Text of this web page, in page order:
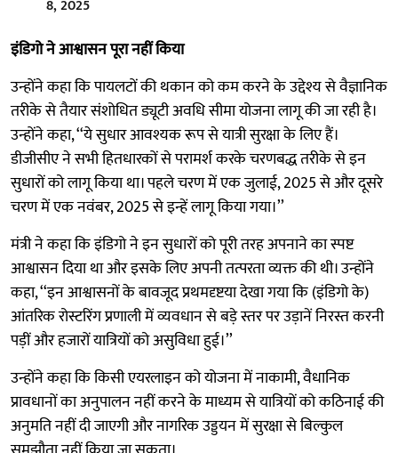
8, 2025
इंडिगो ने आश्वासन पूरा नहीं किया
उन्होंने कहा कि पायलटों की थकान को कम करने के उद्देश्य से वैज्ञानिक
तरीके से तैयार संशोधित ड्यूटी अवधि सीमा योजना लागू की जा रही है।
उन्होंने कहा, ‘‘ये सुधार आवश्यक रूप से यात्री सुरक्षा के लिए हैं।
डीजीसीए ने सभी हितधारकों से परामर्श करके चरणबद्ध तरीके से इन
सुधारों को लागू किया था। पहले चरण में एक जुलाई, 2025 से और दूसरे
चरण में एक नवंबर, 2025 से इन्हें लागू किया गया।’’
मंत्री ने कहा कि इंडिगो ने इन सुधारों को पूरी तरह अपनाने का स्पष्ट
आश्वासन दिया था और इसके लिए अपनी तत्परता व्यक्त की थी। उन्होंने
कहा, ‘‘इन आश्वासनों के बावजूद प्रथमदृष्टया देखा गया कि (इंडिगो के)
आंतरिक रोस्टरिंग प्रणाली में व्यवधान से बड़े स्तर पर उड़ानें निरस्त करनी
पड़ीं और हजारों यात्रियों को असुविधा हुई।’’
उन्होंने कहा कि किसी एयरलाइन को योजना में नाकामी, वैधानिक
प्रावधानों का अनुपालन नहीं करने के माध्यम से यात्रियों को कठिनाई की
अनुमति नहीं दी जाएगी और नागरिक उड्डयन में सुरक्षा से बिल्कुल